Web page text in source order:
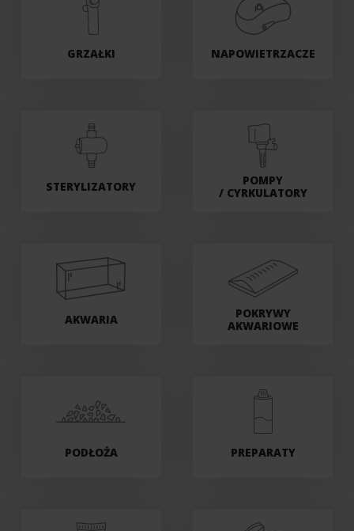
GRZAŁKI NAPOWIETRZACZE
STERYLIZATORY
POMPY
/ CYRKULATORY
AKWARIA
POKRYWY
AKWARIOWE
PODŁOŻA PREPARATY